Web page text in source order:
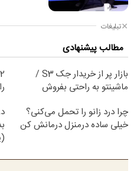
تبلیغات
مطالب پیشنهادی
بازار پر از خریدار جک S3 /
ماشینتو به راحتی بفروش
چرا درد زانو را تحمل می‌کنی؟
خیلی ساده درمنزل درمانش کن